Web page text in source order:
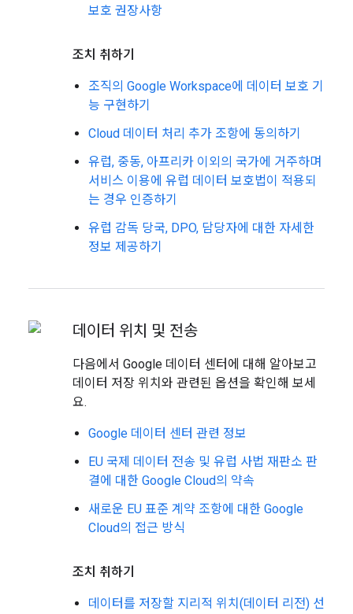
보호 권장사항
조치 취하기
조직의 Google Workspace에 데이터 보호 기
능 구현하기
Cloud 데이터 처리 추가 조항에 동의하기
유럽, 중동, 아프리카 이외의 국가에 거주하며
서비스 이용에 유럽 데이터 보호법이 적용되
는 경우 인증하기
유럽 감독 당국, DPO, 담당자에 대한 자세한
정보 제공하기
데이터 위치 및 전송
다음에서 Google 데이터 센터에 대해 알아보고
데이터 저장 위치와 관련된 옵션을 확인해 보세
요.
Google 데이터 센터 관련 정보
EU 국제 데이터 전송 및 유럽 사법 재판소 판
결에 대한 Google Cloud의 약속
새로운 EU 표준 계약 조항에 대한 Google
Cloud의 접근 방식
조치 취하기
데이터를 저장할 지리적 위치(데이터 리전) 선